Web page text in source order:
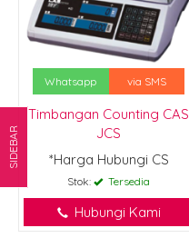
Whatsapp via SMS
Timbangan Counting CAS
JCS
*Harga Hubungi CS
Stok: Tersedia
Hubungi Kami
SIDEBAR